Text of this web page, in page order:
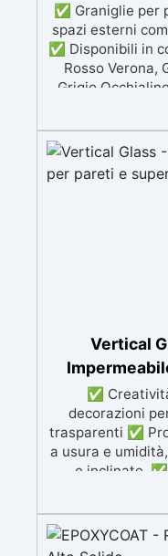
✅ Graniglie per
spazi esterni
✅ Disponibili in
Rosso Verona,
Grigio
Beige
per ghiaino
resistenti,
drenaggio
Vertical
✅
decorazioni
trasparenti ✅
a usura e
e inclinate.
applicazione
polveri